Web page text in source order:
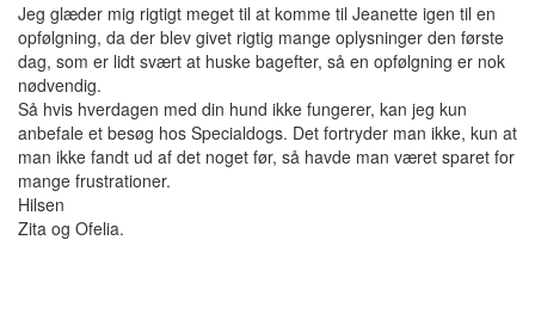
Jeg glæder mig rigtigt meget til at komme til Jeanette igen til en
opfølgning, da der blev givet rigtig mange oplysninger den første
dag, som er lidt svært at huske bagefter, så en opfølgning er nok
nødvendig.
Så hvis hverdagen med din hund ikke fungerer, kan jeg kun
anbefale et besøg hos Specialdogs. Det fortryder man ikke, kun at
man ikke fandt ud af det noget før, så havde man været sparet for
mange frustrationer.
Hilsen
Zita og Ofelia.